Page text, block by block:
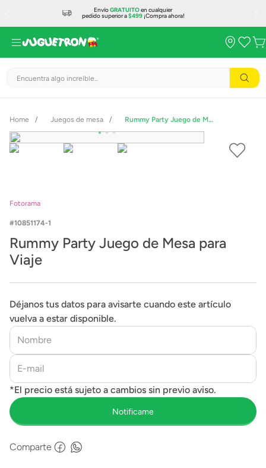
EnvíoGRATUITOen cualquier
pedido superior a$499¡Compra ahora!
Encuentra algo increíble...
Juegos de mesa Rummy Party Juego de Mesa para Viaje
Fotorama
10851174-1
Rummy Party Juego de Mesa para
Viaje
Déjanos tus datos para avisarte cuando este artículo
vuelva a estar disponible.
Comparte